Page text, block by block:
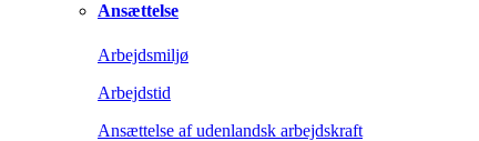
Ansættelse
Arbejdsmiljø
Arbejdstid
Ansættelse af udenlandsk arbejdskraft